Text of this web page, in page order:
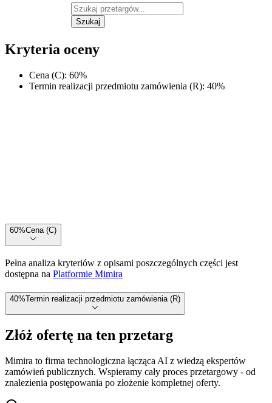
Szukaj
Kryteria oceny
Cena (C): 60%
Termin realizacji przedmiotu zamówienia (R): 40%
60%Cena (C)
Pełna analiza kryteriów z opisami poszczególnych części jest
dostępna na Platformie Mimira
40%Termin realizacji przedmiotu zamówienia (R)
Złóż ofertę na ten przetarg
Mimira to firma technologiczna łącząca AI z wiedzą ekspertów
zamówień publicznych. Wspieramy cały proces przetargowy - od
znalezienia postępowania po złożenie kompletnej oferty.